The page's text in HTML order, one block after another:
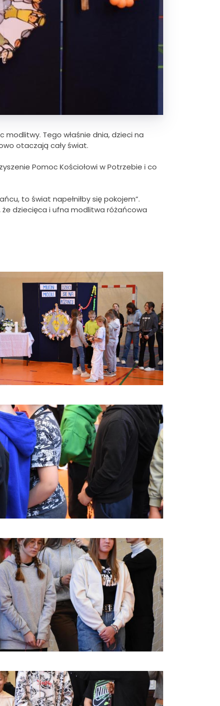
Tego właśnie dnia, dzieci na
otaczają cały świat.
Pomoc Kościołowi w Potrzebie i co
to świat napełniłby się pokojem”.
dziecięca i ufna modlitwa różańcowa